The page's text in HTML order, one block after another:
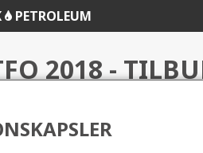
PETROLEUM
2018 -